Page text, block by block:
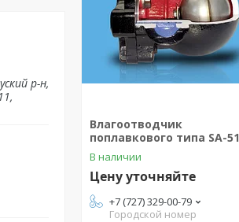
р-н,
Влагоотводчик
поплавкового типа SA-51
В наличии
Цену уточняйте
+7 (727) 329-00-79
Городской номер